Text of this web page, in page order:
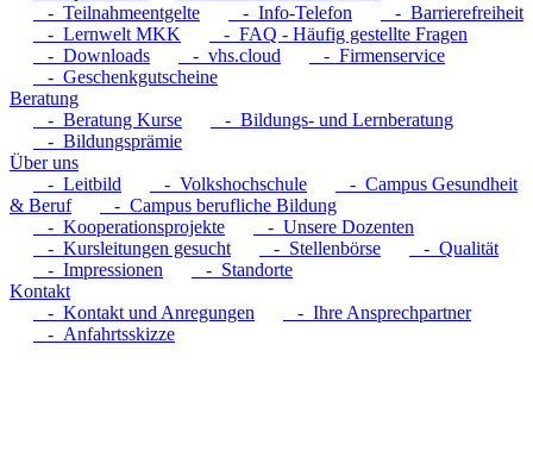
- Teilnahmeentgelte
- Info-Telefon
- Barrierefreiheit
- Lernwelt MKK
- FAQ - Häufig gestellte Fragen
- Downloads
- vhs.cloud
- Firmenservice
- Geschenkgutscheine
Beratung
- Beratung Kurse
- Bildungs- und Lernberatung
- Bildungsprämie
Über uns
- Leitbild
- Volkshochschule
- Campus Gesundheit
& Beruf
- Campus berufliche Bildung
- Kooperationsprojekte
- Unsere Dozenten
- Kursleitungen gesucht
- Stellenbörse
- Qualität
- Impressionen
- Standorte
Kontakt
- Kontakt und Anregungen
- Ihre Ansprechpartner
- Anfahrtsskizze